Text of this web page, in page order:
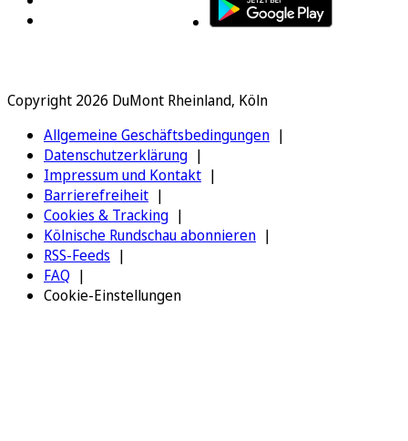
Copyright 2026 DuMont Rheinland, Köln
Allgemeine Geschäftsbedingungen
Datenschutzerklärung
Impressum und Kontakt
Barrierefreiheit
Cookies & Tracking
Kölnische Rundschau abonnieren
RSS-Feeds
FAQ
Cookie-Einstellungen